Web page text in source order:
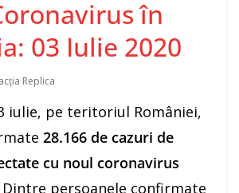
în
03 Iulie 2020
Replica
iulie, pe teritoriul României,
28.166 de cazuri de
cu noul coronavirus
Dintre persoanele confirmate